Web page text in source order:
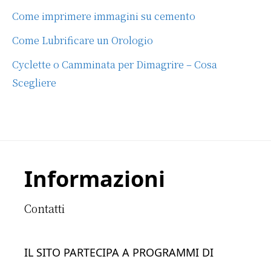
Come imprimere immagini su cemento
Come Lubrificare un Orologio
Cyclette o Camminata per Dimagrire – Cosa
Scegliere
Footer
Informazioni
Contatti
IL SITO PARTECIPA A PROGRAMMI DI